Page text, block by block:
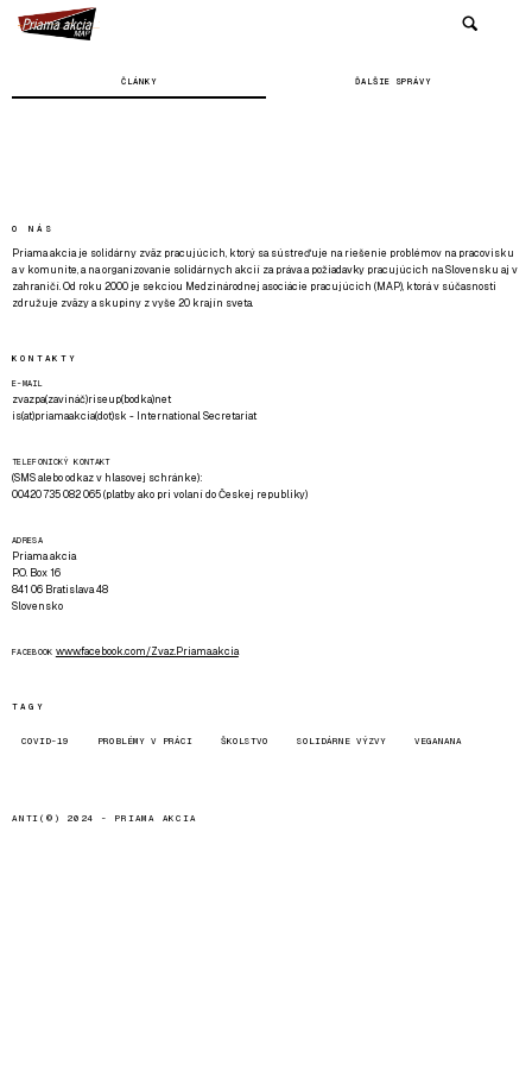
ČLÁNKY ĎALŠIE SPRÁVY
O NÁS
Priama akcia je solidárny zväz pracujúcich, ktorý sa sústreďuje na riešenie problémov na pracovisku
a v komunite, a na organizovanie solidárnych akcií za práva a požiadavky pracujúcich na Slovensku aj v
zahraničí. Od roku 2000 je sekciou Medzinárodnej asociácie pracujúcich (MAP), ktorá v súčasnosti
združuje zväzy a skupiny z vyše 20 krajín sveta.
KONTAKTY
E-MAIL
zvazpa(zavináč)riseup(bodka)net
is(at)priamaakcia(dot)sk - International Secretariat
TELEFONICKÝ KONTAKT
(SMS alebo odkaz v hlasovej schránke):
00420 735 082 065 (platby ako pri volaní do Českej republiky)
ADRESA
Priama akcia
P.O. Box 16
841 06 Bratislava 48
Slovensko
FACEBOOK www.facebook.com/Zvaz.Priama.akcia
TAGY
COVID-19 PROBLÉMY V PRÁCI ŠKOLSTVO SOLIDÁRNE VÝZVY VEGANANA
ANTI(©) 2024 - PRIAMA AKCIA